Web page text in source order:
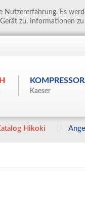
Nutzererfahrung. Es
zu. Informationen
Hikoki
Kaeser